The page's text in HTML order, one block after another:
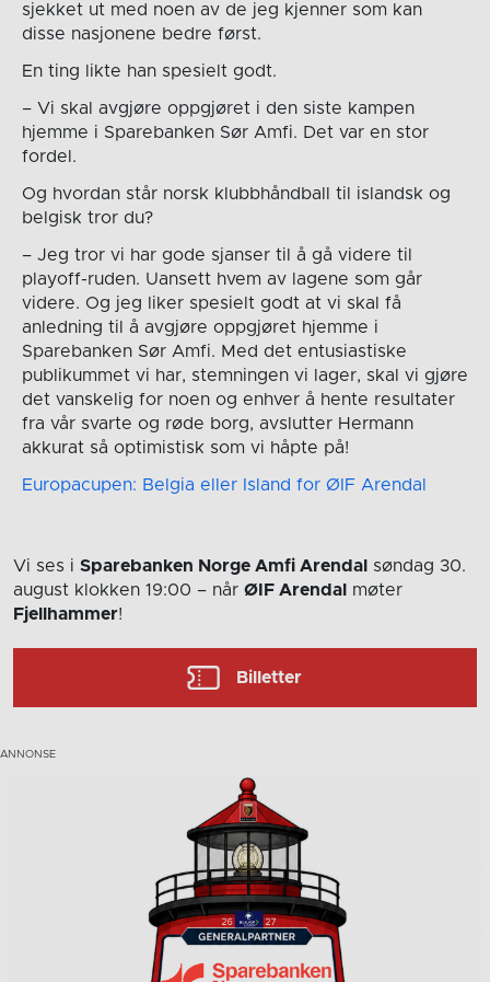
sjekket ut med noen av de jeg kjenner som kan
disse nasjonene bedre først.
En ting likte han spesielt godt.
– Vi skal avgjøre oppgjøret i den siste kampen
hjemme i Sparebanken Sør Amfi. Det var en stor
fordel.
Og hvordan står norsk klubbhåndball til islandsk og
belgisk tror du?
– Jeg tror vi har gode sjanser til å gå videre til
playoff-ruden. Uansett hvem av lagene som går
videre. Og jeg liker spesielt godt at vi skal få
anledning til å avgjøre oppgjøret hjemme i
Sparebanken Sør Amfi. Med det entusiastiske
publikummet vi har, stemningen vi lager, skal vi gjøre
det vanskelig for noen og enhver å hente resultater
fra vår svarte og røde borg, avslutter Hermann
akkurat så optimistisk som vi håpte på!
Europacupen: Belgia eller Island for ØIF Arendal
Vi ses i Sparebanken Norge Amfi Arendal
søndag 30.
august klokken 19:00 – når ØIF Arendal
møter
Fjellhammer!
Billetter